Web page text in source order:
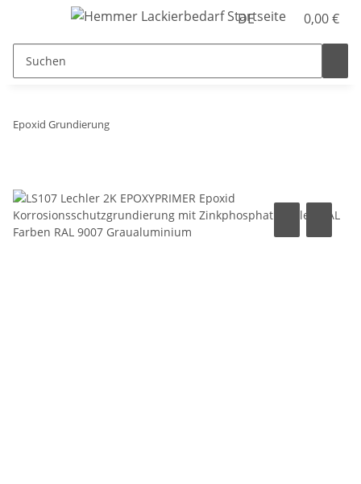
DE 0,00 €
Epoxid Grundierung